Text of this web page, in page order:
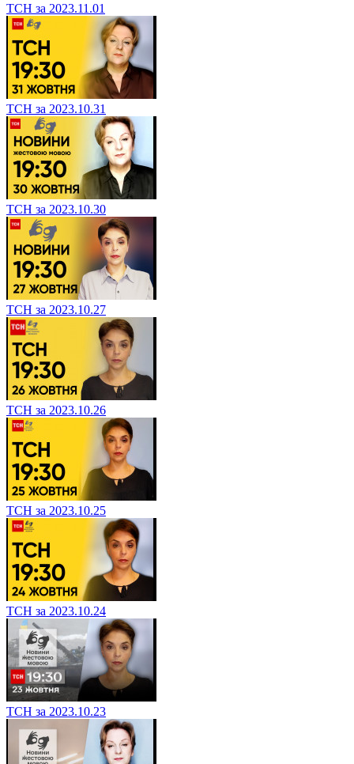
ТСН за 2023.11.01
ТСН за 2023.10.31
ТСН за 2023.10.30
ТСН за 2023.10.27
ТСН за 2023.10.26
ТСН за 2023.10.25
ТСН за 2023.10.24
ТСН за 2023.10.23